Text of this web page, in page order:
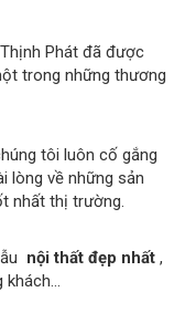
Phát đã được
trong những thương
tôi luôn cố gắng
lòng về những sản
nhất thị trường.
nội thất đẹp nhất ,
khách…